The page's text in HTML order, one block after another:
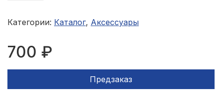
Категории: Каталог, Аксессуары
700 ₽
Предзаказ